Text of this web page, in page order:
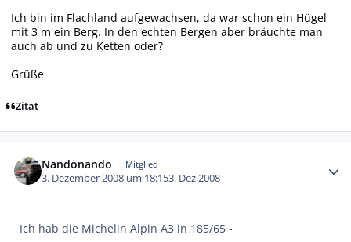
Ich bin im Flachland aufgewachsen, da war schon ein Hügel
mit 3 m ein Berg. In den echten Bergen aber bräuchte man
auch ab und zu Ketten oder?
Grüße
Zitat
Nandonando Mitglied
3. Dezember 2008 um 18:153. Dez 2008
Ich hab die Michelin Alpin A3 in 185/65 -